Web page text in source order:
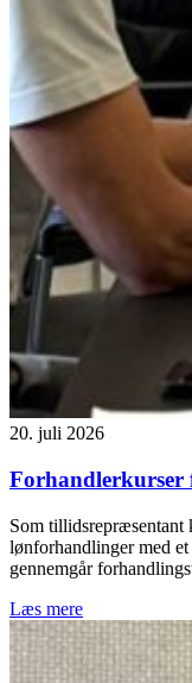
20. juli 2026
Forhandlerkurser
Som tillidsrepræsentant
lønforhandlinger med
gennemgår
Læs mere